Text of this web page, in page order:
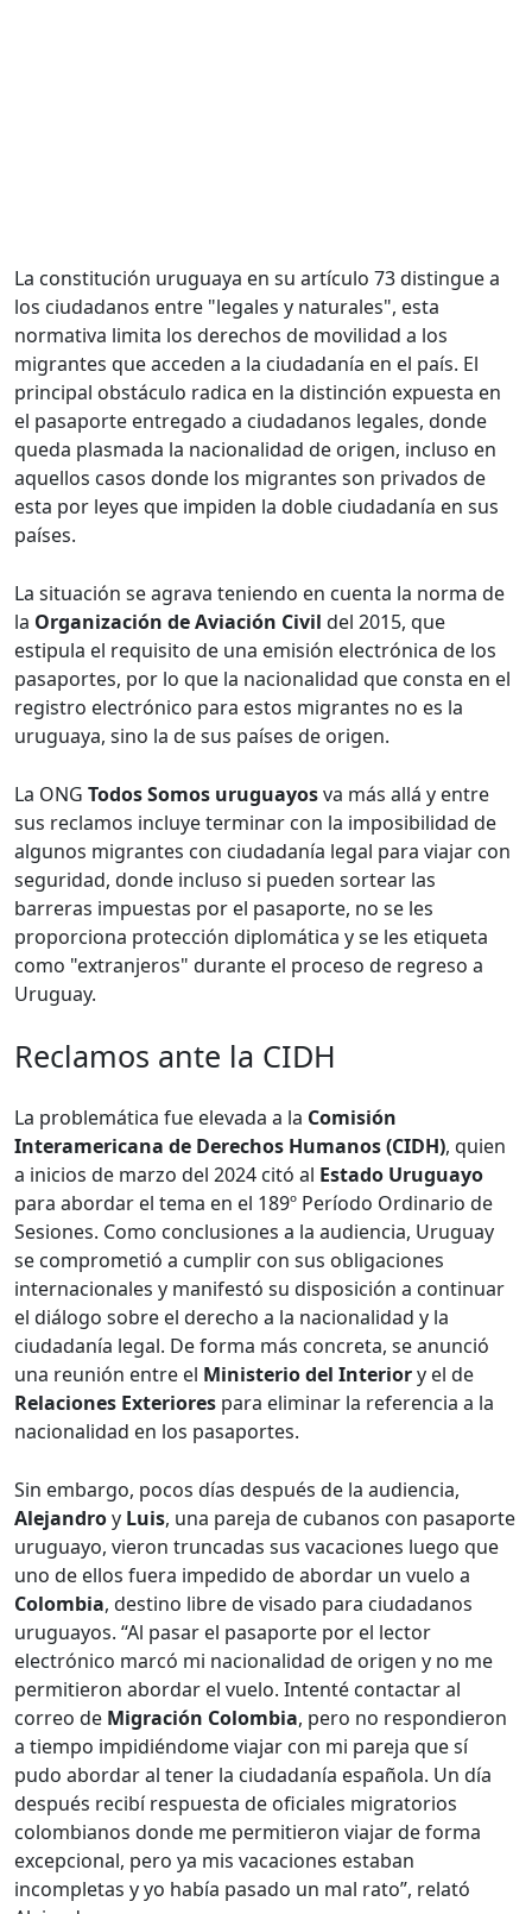
La constitución uruguaya en su artículo 73 distingue a
los ciudadanos entre "legales y naturales", esta
normativa limita los derechos de movilidad a los
migrantes que acceden a la ciudadanía en el país. El
principal obstáculo radica en la distinción expuesta en
el pasaporte entregado a ciudadanos legales, donde
queda plasmada la nacionalidad de origen, incluso en
aquellos casos donde los migrantes son privados de
esta por leyes que impiden la doble ciudadanía en sus
países.
La situación se agrava teniendo en cuenta la norma de
la Organización de Aviación Civil del 2015, que
estipula el requisito de una emisión electrónica de los
pasaportes, por lo que la nacionalidad que consta en el
registro electrónico para estos migrantes no es la
uruguaya, sino la de sus países de origen.
La ONG Todos Somos uruguayosva más allá y entre
sus reclamos incluye terminar con la imposibilidad de
algunos migrantes con ciudadanía legal para viajar con
seguridad, donde incluso si pueden sortear las
barreras impuestas por el pasaporte, no se les
proporciona protección diplomática y se les etiqueta
como "extranjeros" durante el proceso de regreso a
Uruguay.
Reclamos ante la CIDH
La problemática fue elevada a la Comisión
Interamericana de Derechos Humanos (CIDH), quien
a inicios de marzo del 2024 citó al Estado Uruguayo
para abordar el tema en el 189º Período Ordinario de
Sesiones. Como conclusiones a la audiencia, Uruguay
se comprometió a cumplir con sus obligaciones
internacionales y manifestó su disposición a continuar
el diálogo sobre el derecho a la nacionalidad y la
ciudadanía legal. De forma más concreta, se anunció
una reunión entre el Ministerio del Interiory el de
Relaciones Exteriores para eliminar la referencia a la
nacionalidad en los pasaportes.
Sin embargo, pocos días después de la audiencia,
Alejandroy Luis, una pareja de cubanos con pasaporte
uruguayo, vieron truncadas sus vacaciones luego que
uno de ellos fuera impedido de abordar un vuelo a
Colombia, destino libre de visado para ciudadanos
uruguayos. “Al pasar el pasaporte por el lector
electrónico marcó mi nacionalidad de origen y no me
permitieron abordar el vuelo. Intenté contactar al
correo de Migración Colombia, pero no respondieron
a tiempo impidiéndome viajar con mi pareja que sí
pudo abordar al tener la ciudadanía española. Un día
después recibí respuesta de oficiales migratorios
colombianos donde me permitieron viajar de forma
excepcional, pero ya mis vacaciones estaban
incompletas y yo había pasado un mal rato”, relató